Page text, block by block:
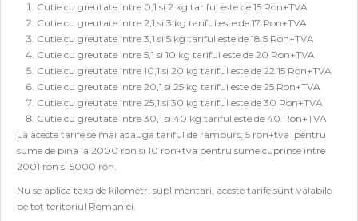
Cutie cu greutate intre 0,1 si 2 kg tariful este de 15 Ron+TVA
Cutie cu greutate intre 2,1 si 3 kg tariful este de 17 Ron+TVA
Cutie cu greutate intre 3,1 si 5 kg tariful este de 18.5 Ron+TVA
Cutie cu greutate intre 5,1 si 10 kg tariful este de 20 Ron+TVA
Cutie cu greutate intre 10,1 si 20 kg tariful este de 22.15 Ron+TVA
Cutie cu greutate intre 20,1 si 25 kg tariful este de 25 Ron+TVA
Cutie cu greutate intre 25,1 si 30 kg tariful este de 30 Ron+TVA
Cutie cu greutate intre 30,1 si 40 kg tariful este de 40 Ron+TVA
La aceste tarife se mai adauga tariful de ramburs, 5 ron+tva pentru
sume de pina la 2000 ron si 10 ron+tva pentru sume cuprinse intre
2001 ron si 5000 ron.
Nu se aplica taxa de kilometri suplimentari, aceste tarife sunt valabile
pe tot teritoriul Romaniei.